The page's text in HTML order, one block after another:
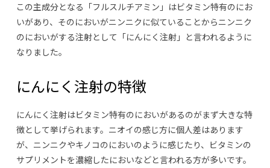
この主成分となる「フルスルチアミン」はビタミン特有のにお
いがあり、そのにおいがニンニクに似ていることからニンニク
のにおいがする注射として「にんにく注射」と言われるように
なりました。
にんにく注射の特徴
にんにく注射はビタミン特有のにおいがあるのがまず大きな特
徴として挙げられます。ニオイの感じ方に個人差はあります
が、ニンニクやキノコのにおいのように感じたり、ビタミンの
サプリメントを濃縮したにおいなどと言われる方が多いです。